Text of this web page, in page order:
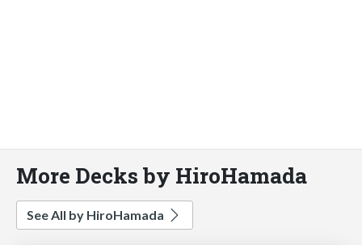
More Decks by HiroHamada
See All by HiroHamada